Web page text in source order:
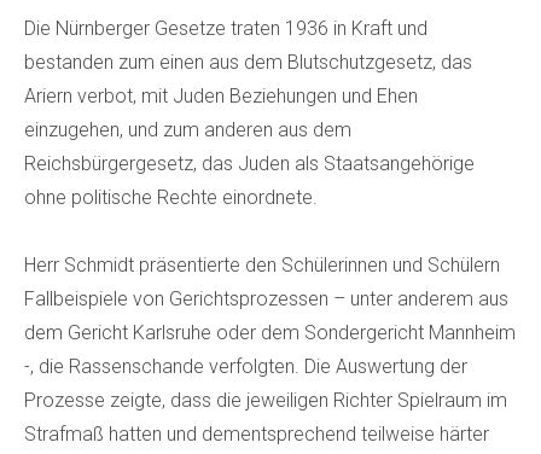
Die Nürnberger Gesetze traten 1936 in Kraft und
bestanden zum einen aus dem Blutschutzgesetz, das
Ariern verbot, mit Juden Beziehungen und Ehen
einzugehen, und zum anderen aus dem
Reichsbürgergesetz, das Juden als Staatsangehörige
ohne politische Rechte einordnete.
Herr Schmidt präsentierte den Schülerinnen und Schülern
Fallbeispiele von Gerichtsprozessen – unter anderem aus
dem Gericht Karlsruhe oder dem Sondergericht Mannheim
-, die Rassenschande verfolgten. Die Auswertung der
Prozesse zeigte, dass die jeweiligen Richter Spielraum im
Strafmaß hatten und dementsprechend teilweise härter